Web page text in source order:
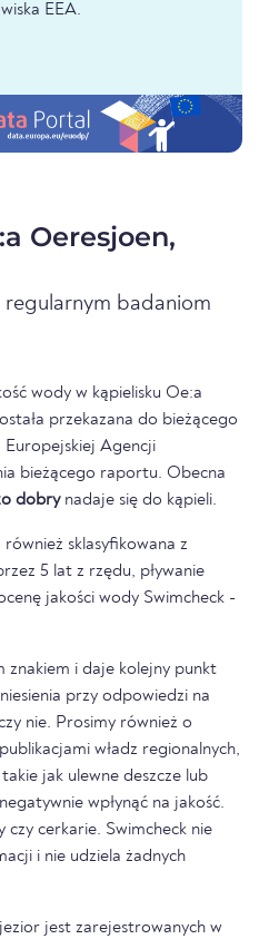
EEA.
Oeresjoen,
regularnym badaniom
wody w kąpielisku Oe:a
przekazana do bieżącego
Europejskiej Agencji
bieżącego raportu. Obecna
dobrynadaje się do kąpieli.
sklasyfikowana z
5 lat z rzędu, pływanie
jakości wody Swimcheck -
znakiem i daje kolejny punkt
przy odpowiedzi na
nie. Prosimy również o
władz regionalnych,
jak ulewne deszcze lub
wpłynąć na jakość.
czy cerkarie. Swimcheck nie
i nie udziela żadnych
jest zarejestrowanych w